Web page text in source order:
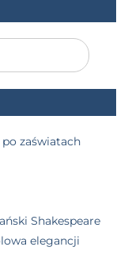
zaświatach
Shakespeare
elegancji